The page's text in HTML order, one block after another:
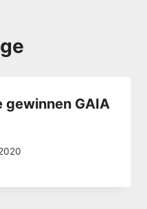
gewinnen GAIA